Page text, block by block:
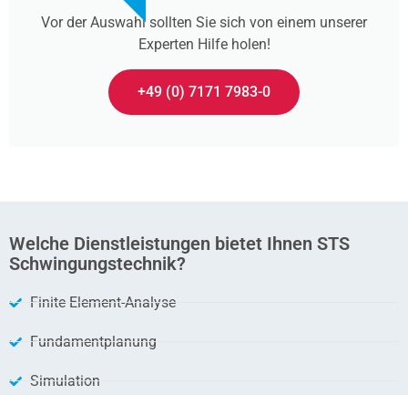
Vor der Auswahl sollten Sie sich von einem unserer
Experten Hilfe holen!​
+49 (0) 7171 7983-0
Welche Dienstleistungen bietet Ihnen STS
Schwingungstechnik?
Finite Element-Analyse
Fundamentplanung
Simulation